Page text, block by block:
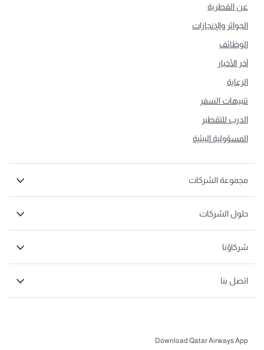
عن القطرية
الجوائز والإنجازات
الوظائف
آخر الأخبار
الرعاية
تنبيهات السفر
الدرب للتقطير
المسؤولية البيئية
مجموعة الشركات
حلول الشركات
شركاؤنا
اتصل بنا
Download Qatar Airways App